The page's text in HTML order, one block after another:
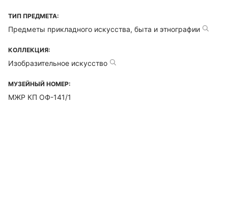
ТИП ПРЕДМЕТА:
Предметы прикладного искусства, быта и этнографии
КОЛЛЕКЦИЯ:
Изобразительное искусство
МУЗЕЙНЫЙ НОМЕР:
МЖР КП ОФ-141/1